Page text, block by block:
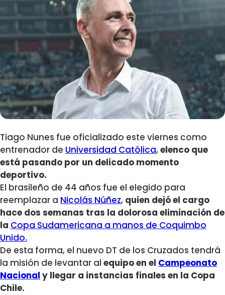
Tiago Nunes fue oficializado este viernes como
entrenador de Universidad Católica,elenco que
está pasando por un delicado momento
deportivo.
El brasileño de 44 años fue el elegido para
reemplazar a Nicolás Núñez, quien dejó el cargo
hace dos semanas tras la dolorosa eliminación de
la Copa Sudamericana a manos de Coquimbo
Unido.
De esta forma, el nuevo DT de los Cruzados tendrá
la misión de levantar al equipo en el Campeonato
Nacional y llegar a instancias finales en la Copa
Chile.